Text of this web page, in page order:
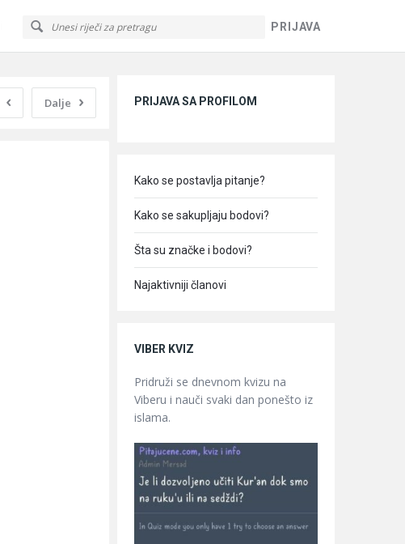
PRIJAVA
Dalje PRIJAVA SA PROFILOM
Kako se postavlja pitanje?
Kako se sakupljaju bodovi?
Šta su značke i bodovi?
Najaktivniji članovi
VIBER KVIZ
Pridruži se dnevnom kvizu na
Viberu i nauči svaki dan ponešto iz
islama.